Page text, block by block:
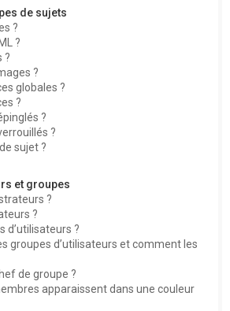
de sujets
?
?
?
?
globales ?
?
?
?
sujet ?
et groupes
?
?
d’utilisateurs ?
groupes d’utilisateurs et comment les
de groupe ?
apparaissent dans une couleur